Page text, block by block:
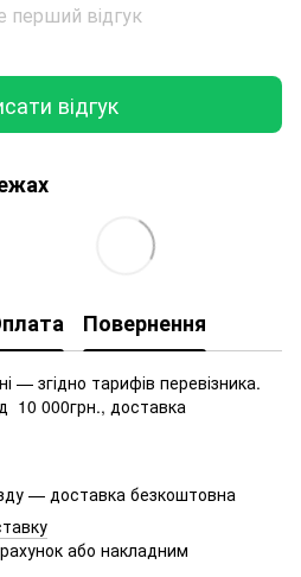
перший відгук
відгук
Повернення
— згідно тарифів перевізника.
10 000грн., доставка
— доставка безкоштовна
або накладним